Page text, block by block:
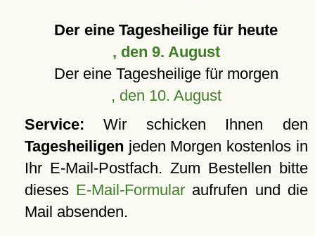
Der eine Tagesheilige für heute
, den 9. August
Der eine Tagesheilige für morgen
, den 10. August
Service: Wir schicken Ihnen den
Tagesheiligen jeden Morgen kostenlos in
Ihr E-Mail-Postfach. Zum Bestellen bitte
dieses E-Mail-Formular aufrufen und die
Mail absenden.